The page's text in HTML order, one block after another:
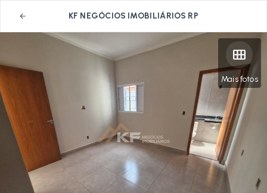
KF NEGÓCIOS IMOBILIÁRIOS RP
Mais fotos